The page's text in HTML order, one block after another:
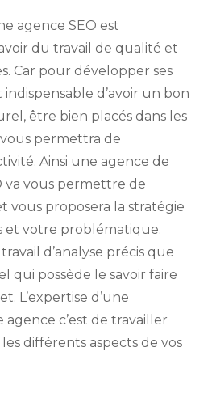
agence SEO est
du travail de qualité et
Car pour développer ses
d’avoir un bon
être bien placés dans les
permettra de
Ainsi une agence de
va vous permettre de
vous proposera la stratégie
et votre problématique.
d’analyse précis que
qui possède le savoir faire
L’expertise d’une
c’est de travailler
différents aspects de vos